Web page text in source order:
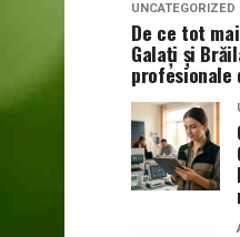
UNCATEGORIZED
De ce tot
Galați și
profesionale